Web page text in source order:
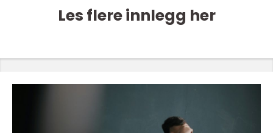
Les flere innlegg her